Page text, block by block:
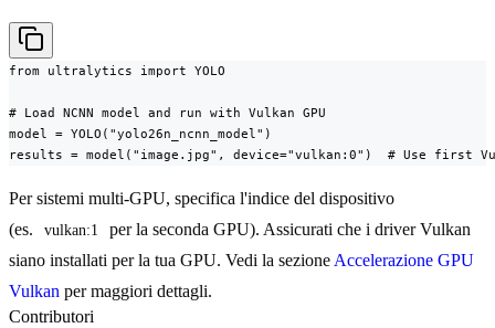
from ultralytics import YOLO
# Load NCNN model and run with Vulkan GPU
model = YOLO("yolo26n_ncnn_model")
results = model("image.jpg", device="vulkan:0")  # Use first
Per sistemi multi-GPU, specifica l'indice del dispositivo
(es.
vulkan:1
per la seconda GPU). Assicurati che i driver Vulkan
siano installati per la tua GPU. Vedi la sezioneAccelerazione GPU
Vulkan per maggiori dettagli.
Contributori